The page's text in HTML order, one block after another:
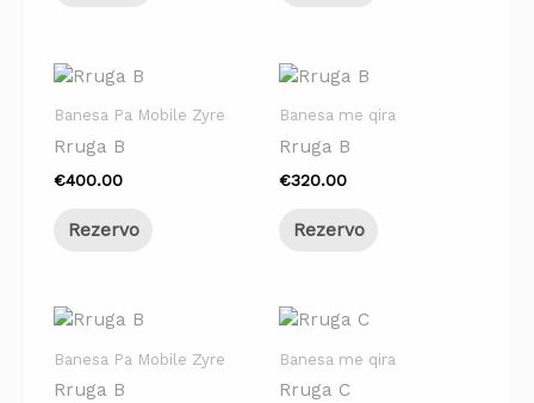
Banesa Pa Mobile Zyre
Rruga B
€400.00
Rezervo
Banesa me qira
Rruga B
€320.00
Rezervo
Banesa Pa Mobile Zyre
Rruga B
Banesa me qira
Rruga C